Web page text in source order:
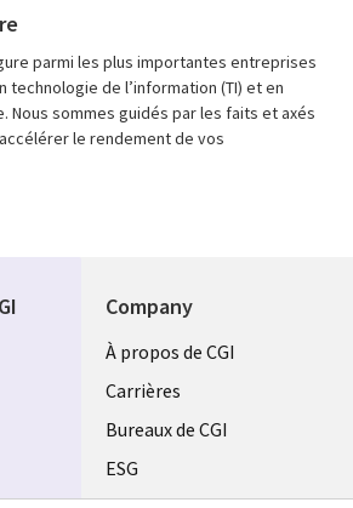
parmi les plus importantes entreprises
technologie de l’information (TI) et en
Nous sommes guidés par les faits et axés
le rendement de vos
Company
Useful
links
CANADA
FR
À propos de CGI
Carrières
Bureaux de CGI
ESG